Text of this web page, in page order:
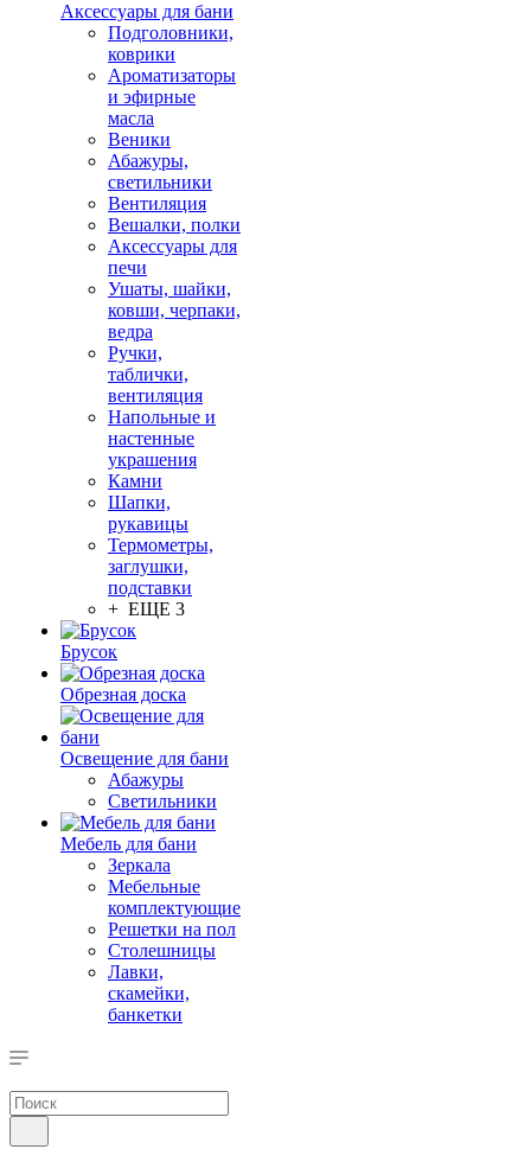
Аксессуары для бани
Подголовники,
коврики
Ароматизаторы
и эфирные
масла
Веники
Абажуры,
светильники
Вентиляция
Вешалки, полки
Аксессуары для
печи
Ушаты, шайки,
ковши, черпаки,
ведра
Ручки,
таблички,
вентиляция
Напольные и
настенные
украшения
Камни
Шапки,
рукавицы
Термометры,
заглушки,
подставки
+ ЕЩЕ 3
Брусок
Обрезная доска
Освещение для бани
Абажуры
Светильники
Мебель для бани
Зеркала
Мебельные
комплектующие
Решетки на пол
Столешницы
Лавки,
скамейки,
банкетки